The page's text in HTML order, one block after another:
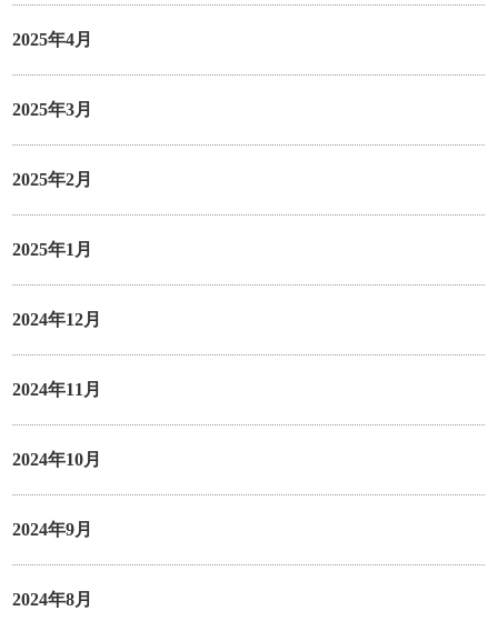
2025年4月
2025年3月
2025年2月
2025年1月
2024年12月
2024年11月
2024年10月
2024年9月
2024年8月